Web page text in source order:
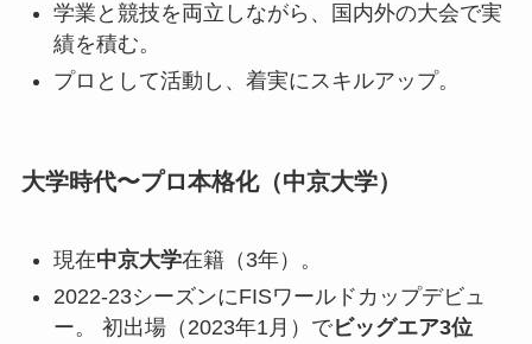
学業と競技を両立しながら、国内外の大会で実
績を積む。
プロとして活動し、着実にスキルアップ。
大学時代〜プロ本格化（中京大学）
現在中京大学在籍（3年）。
2022-23シーズンにFISワールドカップデビュ
ー。 初出場（2023年1月）でビッグエア3位